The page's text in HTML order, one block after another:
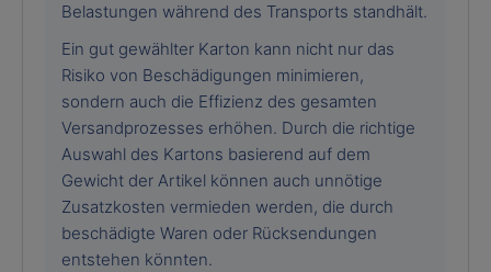
Belastungen während des Transports standhält.
Ein gut gewählter Karton kann nicht nur das
Risiko von Beschädigungen minimieren,
sondern auch die Effizienz des gesamten
Versandprozesses erhöhen. Durch die richtige
Auswahl des Kartons basierend auf dem
Gewicht der Artikel können auch unnötige
Zusatzkosten vermieden werden, die durch
beschädigte Waren oder Rücksendungen
entstehen könnten.